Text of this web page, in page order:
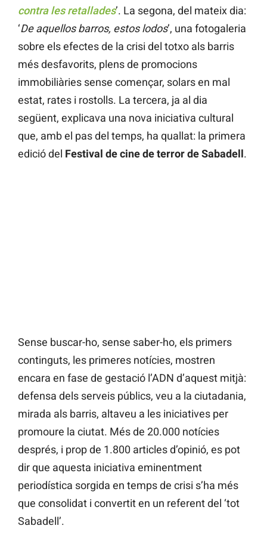
contra les retallades’. La segona, del mateix dia:
‘De aquellos barros, estos lodos’, una fotogaleria
sobre els efectes de la crisi del totxo als barris
més desfavorits, plens de promocions
immobiliàries sense començar, solars en mal
estat, rates i rostolls. La tercera, ja al dia
següent, explicava una nova iniciativa cultural
que, amb el pas del temps, ha quallat: la primera
edició del Festival de cine de terror de Sabadell.
Sense buscar-ho, sense saber-ho, els primers
continguts, les primeres notícies, mostren
encara en fase de gestació l’ADN d’aquest mitjà:
defensa dels serveis públics, veu a la ciutadania,
mirada als barris, altaveu a les iniciatives per
promoure la ciutat. Més de 20.000 notícies
després, i prop de 1.800 articles d’opinió, es pot
dir que aquesta iniciativa eminentment
periodística sorgida en temps de crisi s’ha més
que consolidat i convertit en un referent del ‘tot
Sabadell’.